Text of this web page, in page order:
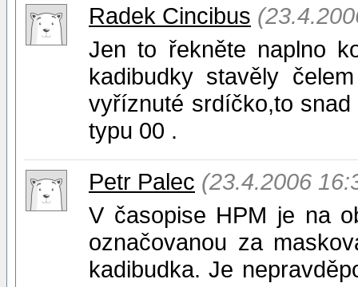
Radek Cincibus
Jen to řekněte naplno
kadibudky stavěly
vyříznuté srdíčko,to
typu 00 .
Petr Palec (23.4.2006
V časopise HPM je na
označovanou za
kadibudka. Je